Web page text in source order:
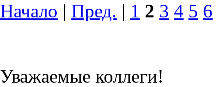
Начало | Пред. | 1 2 3 4 5 6
Уважаемые коллеги!